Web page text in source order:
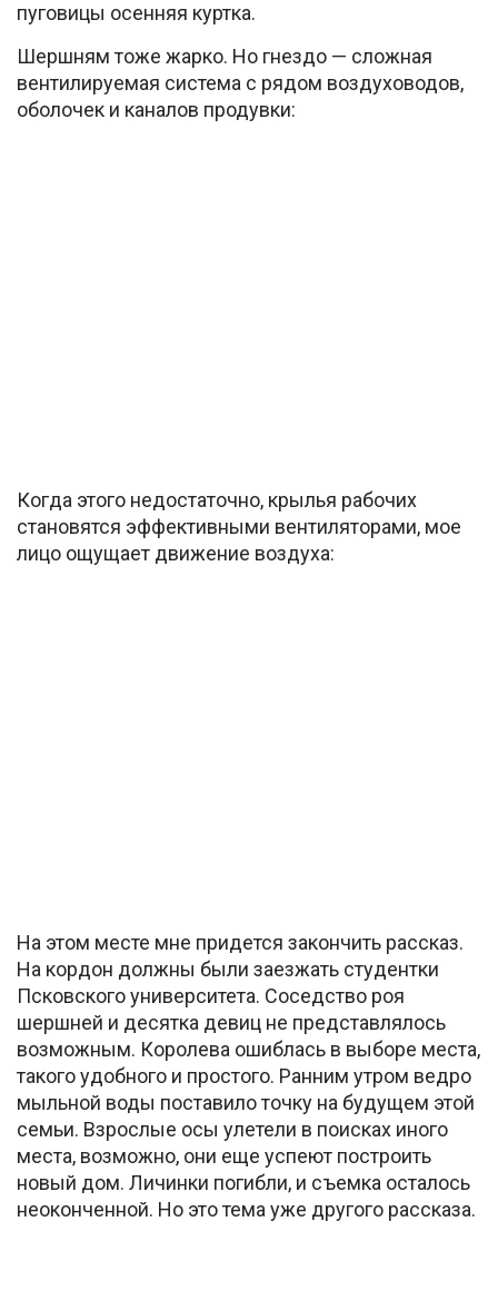
пуговицы осенняя куртка.
Шершням тоже жарко. Но гнездо — сложная
вентилируемая система с рядом воздуховодов,
оболочек и каналов продувки:
Когда этого недостаточно, крылья рабочих
становятся эффективными вентиляторами, мое
лицо ощущает движение воздуха:
На этом месте мне придется закончить рассказ.
На кордон должны были заезжать студентки
Псковского университета. Соседство роя
шершней и десятка девиц не представлялось
возможным. Королева ошиблась в выборе места,
такого удобного и простого. Ранним утром ведро
мыльной воды поставило точку на будущем этой
семьи. Взрослые осы улетели в поисках иного
места, возможно, они еще успеют построить
новый дом. Личинки погибли, и съемка осталось
неоконченной. Но это тема уже другого рассказа.